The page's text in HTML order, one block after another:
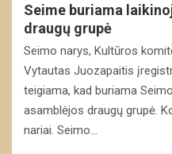
Seime buriama
draugų grupė
Seimo narys, Kultūros
Vytautas Juozapaitis
teigiama, kad buriama
asamblėjos draugų grupė.
nariai. Seimo…